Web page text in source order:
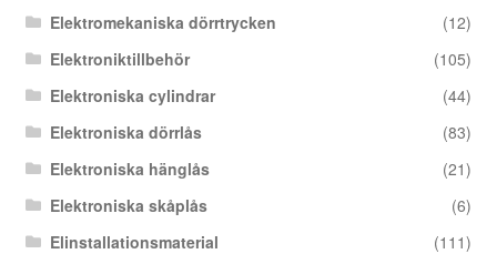
Elektromekaniska dörrtrycken
(12)
Elektroniktillbehör
(105)
Elektroniska cylindrar
(44)
Elektroniska dörrlås
(83)
Elektroniska hänglås
(21)
Elektroniska skåplås
(6)
Elinstallationsmaterial
(111)